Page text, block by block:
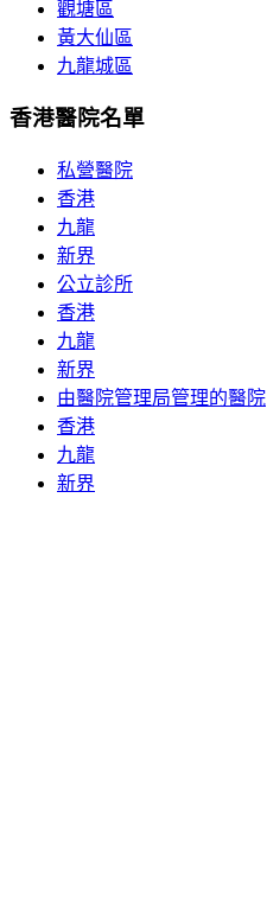
觀塘區
黃大仙區
九龍城區
香港醫院名單
私營醫院
香港
九龍
新界
公立診所
香港
九龍
新界
由醫院管理局管理的醫院
香港
九龍
新界